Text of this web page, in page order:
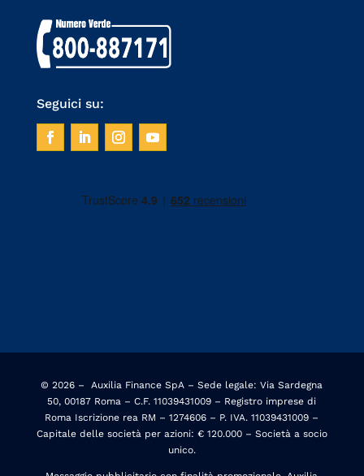
Seguici su:
© 2026 –
Auxilia Finance SpA – Sede legale: Via Sardegna
50, 00187 Roma – C.F. 11039431009 – Registro imprese di
Roma Iscrizione rea RM – 1274606 – P. IVA. 11039431009 –
Capitale delle società per azioni: € 120.000 – Società a socio
unico.